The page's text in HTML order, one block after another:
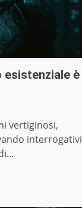
esistenziale è
vertiginosi,
interrogativi